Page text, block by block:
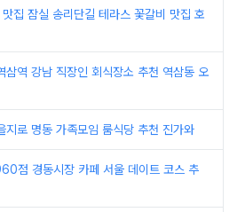
집 잠실 송리단길 테라스 꽃갈비 맛집 호
삼역 강남 직장인 회식장소 추천 역삼동 오
지로 명동 가족모임 룸식당 추천 진가와
점 경동시장 카페 서울 데이트 코스 추